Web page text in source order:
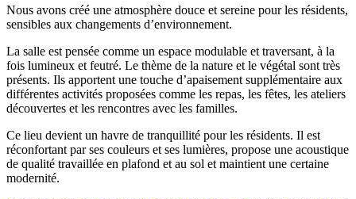
Nous avons créé une atmosphère douce et sereine pour les résidents,
sensibles aux changements d’environnement.
La salle est pensée comme un espace modulable et traversant, à la
fois lumineux et feutré. Le thème de la nature et le végétal sont très
présents. Ils apportent une touche d’apaisement supplémentaire aux
différentes activités proposées comme les repas, les fêtes, les ateliers
découvertes et les rencontres avec les familles.
Ce lieu devient un havre de tranquillité pour les résidents. Il est
réconfortant par ses couleurs et ses lumières, propose une acoustique
de qualité travaillée en plafond et au sol et maintient une certaine
modernité.